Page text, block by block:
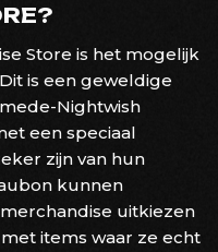
Store is het mogelijk
is een geweldige
Nightwish
een speciaal
zijn van hun
kunnen
uitkiezen
items waar ze echt